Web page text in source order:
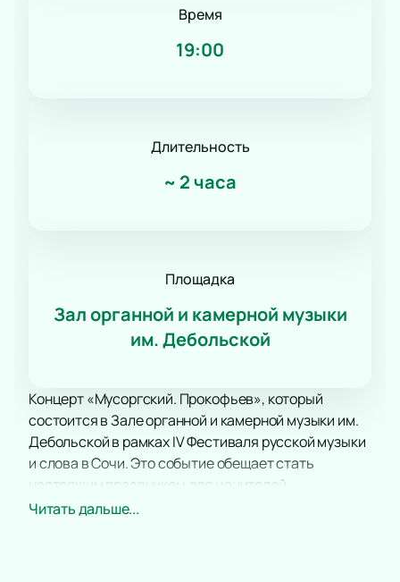
Время
19:00
Длительность
~ 2 часа
Площадка
Зал органной и камерной музыки
им. Дебольской
Концерт «Мусоргский. Прокофьев», который
состоится в Зале органной и камерной музыки им.
Дебольской в рамках IV Фестиваля русской музыки
и слова в Сочи. Это событие обещает стать
настоящим праздником для ценителей
классической музыки, где прозвучат произведения
Читать дальше...